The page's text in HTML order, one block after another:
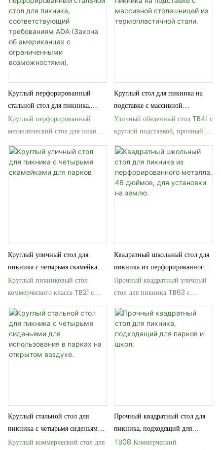
Круглый перфорированный
стальной стол для пикника,
соответствующий требованиям
ADA (Закона об американцах с
возможностями).
Круглый перфорированный
металлический стол для пикника
на открытом воздухе TB43,
соответствующий стандартам
ADA.
Круглый стол для пикника на
подставке с массивной
столешницей из
термопластичной стали.
Уличный обеденный стол TB41 с
круглой подставкой, прочный и
круглый.
Круглый уличный стол для
пикника с четырьмя скамейками
для парков
Круглый пикниковый стол
коммерческого класса TB21 с
металлической сеткой
Квадратный школьный стол для
пикника из перфорированного
металла, 46 дюймов, для
установки на землю.
Прочный квадратный уличный
стол для пикника TB63 с
креплением к земле.
Круглый стальной стол для
пикника с четырьмя сиденьями
для использования в парках на
Круглый коммерческий стол для
Прочный квадратный стол для
пикника, подходящий для
парков и школ.
TB08 Коммерческий